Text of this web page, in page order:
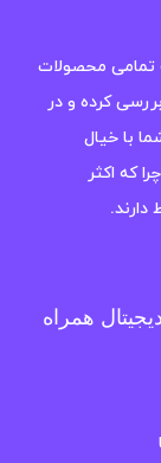
تمامی محصولات
کرده و در
با خیال
که اکثر
همراه